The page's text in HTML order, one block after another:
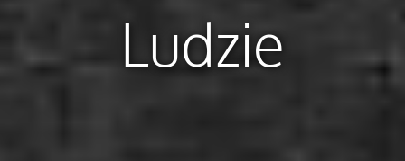
Ludzie